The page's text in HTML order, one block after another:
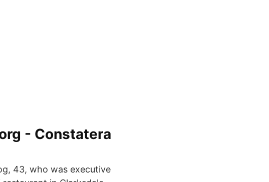
- Constatera
43, who was executive